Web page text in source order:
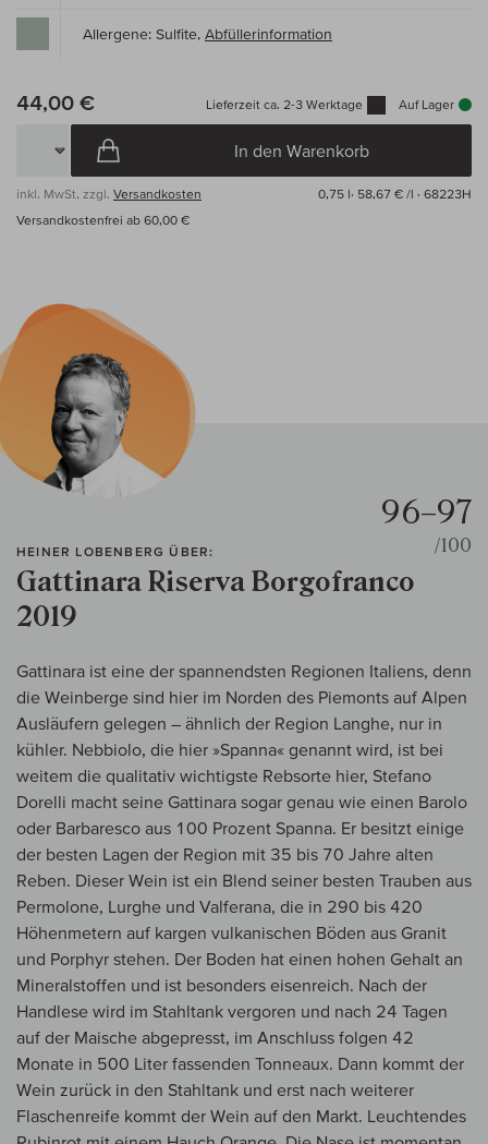
Allergene: Sulfite, Abfüllerinformation
44,00 € Lieferzeit ca. 2-3 Werktage Auf Lager
In den Warenkorb
inkl. MwSt, zzgl. Versandkosten 0,75 l· 58,67 € /l · 68223H
Versandkostenfrei ab 60,00 €
HEINER LOBENBERG ÜBER:
Gattinara Riserva Borgofranco
2019
96–97
/100
Gattinara ist eine der spannendsten Regionen Italiens, denn
die Weinberge sind hier im Norden des Piemonts auf Alpen
Ausläufern gelegen – ähnlich der Region Langhe, nur in
kühler. Nebbiolo, die hier »Spanna« genannt wird, ist bei
weitem die qualitativ wichtigste Rebsorte hier, Stefano
Dorelli macht seine Gattinara sogar genau wie einen Barolo
oder Barbaresco aus 100 Prozent Spanna. Er besitzt einige
der besten Lagen der Region mit 35 bis 70 Jahre alten
Reben. Dieser Wein ist ein Blend seiner besten Trauben aus
Permolone, Lurghe und Valferana, die in 290 bis 420
Höhenmetern auf kargen vulkanischen Böden aus Granit
und Porphyr stehen. Der Boden hat einen hohen Gehalt an
Mineralstoffen und ist besonders eisenreich. Nach der
Handlese wird im Stahltank vergoren und nach 24 Tagen
auf der Maische abgepresst, im Anschluss folgen 42
Monate in 500 Liter fassenden Tonneaux. Dann kommt der
Wein zurück in den Stahltank und erst nach weiterer
Flaschenreife kommt der Wein auf den Markt. Leuchtendes